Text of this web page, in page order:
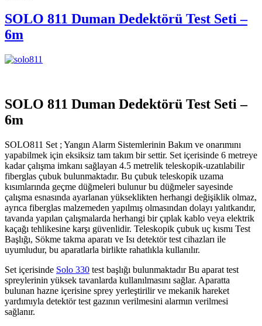
SOLO 811 Duman Dedektörü Test Seti –
6m
SOLO 811 Duman Dedektörü Test Seti –
6m
SOLO811 Set ; Yangın Alarm Sistemlerinin Bakım ve onarımını
yapabilmek için eksiksiz tam takım bir settir. Set içerisinde 6 metreye
kadar çalışma imkanı sağlayan 4.5 metrelik teleskopik-uzatılabilir
fiberglas çubuk bulunmaktadır. Bu çubuk teleskopik uzama
kısımlarında geçme düğmeleri bulunur bu düğmeler sayesinde
çalışma esnasında ayarlanan yükseklikten herhangi değişiklik olmaz,
ayrıca fiberglas malzemeden yapılmış olmasından dolayı yalıtkandır,
tavanda yapılan çalışmalarda herhangi bir çıplak kablo veya elektrik
kaçağı tehlikesine karşı güvenlidir. Teleskopik çubuk uç kısmı Test
Başlığı, Sökme takma aparatı ve Isı detektör test cihazları ile
uyumludur, bu aparatlarla birlikte rahatlıkla kullanılır.
Set içerisinde Solo 330 test başlığı bulunmaktadır Bu aparat test
spreylerinin yüksek tavanlarda kullanılmasını sağlar. Aparatta
bulunan hazne içerisine sprey yerleştirilir ve mekanik hareket
yardımıyla detektör test gazının verilmesini alarmın verilmesi
sağlanır.